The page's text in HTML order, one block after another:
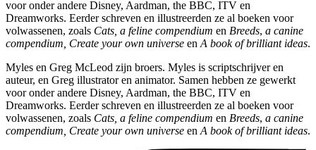
voor onder andere Disney, Aardman, the BBC, ITV en
Dreamworks. Eerder schreven en illustreerden ze al boeken voor
volwassenen, zoals Cats, a feline compendium en Breeds, a canine
compendium, Create your own universe en A book of brilliant ideas.
Myles en Greg McLeod zijn broers. Myles is scriptschrijver en
auteur, en Greg illustrator en animator. Samen hebben ze gewerkt
voor onder andere Disney, Aardman, the BBC, ITV en
Dreamworks. Eerder schreven en illustreerden ze al boeken voor
volwassenen, zoals Cats, a feline compendium en Breeds, a canine
compendium, Create your own universe en A book of brilliant ideas.